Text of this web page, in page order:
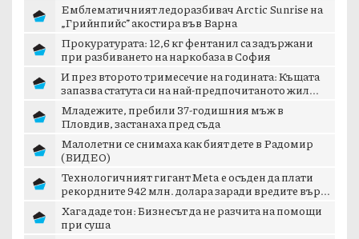
Емблематичният ледоразбивач Arctic Sunrise на
„Грийнпийс” акостира във Варна
Прокуратурата: 12,6 кг фентанил са задържани
при разбиването на наркобаза в София
И през второто тримесечие на годината: Къщата
запазва статута си на най-предпочитаното жил...
Младежите, пребили 37-годишния мъж в
Пловдив, застанаха пред съда
Малолетни се снимаха как бият дете в Радомир
(ВИДЕО)
Технологичният гигант Meta е осъден да плати
рекордните 942 млн. долара заради вредите вър...
Хага даде тон: Бизнесът да не разчита на помощи
при суша